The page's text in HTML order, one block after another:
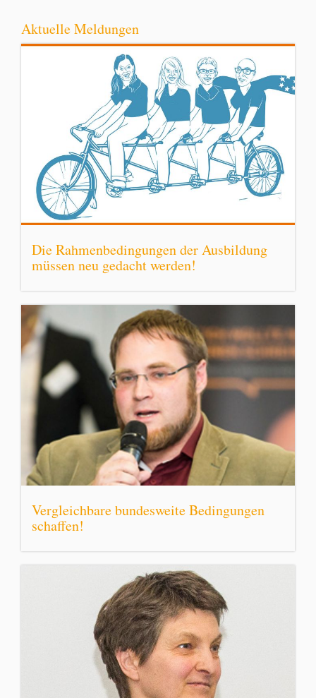
Aktuelle Meldungen
Die Rahmenbedingungen der Ausbildung
müssen neu gedacht werden!
Vergleichbare bundesweite Bedingungen
schaffen!